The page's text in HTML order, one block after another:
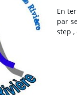
En
par
step ,